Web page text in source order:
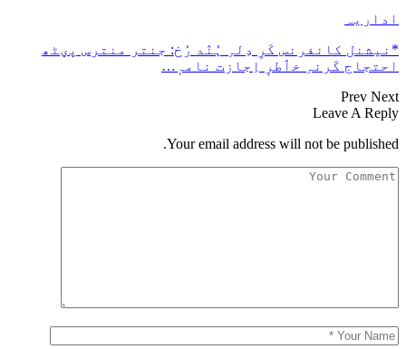
اداریہ
*نیشنل کانفرنس کَرِ دِلہِ ہُنٛد رُخ: جنتر منترس پؠٹھ
احتجاج کَرنہِ خٲطرٕ اِجازت نامہٕ…
Prev Next
Leave A Reply
Your email address will not be published.